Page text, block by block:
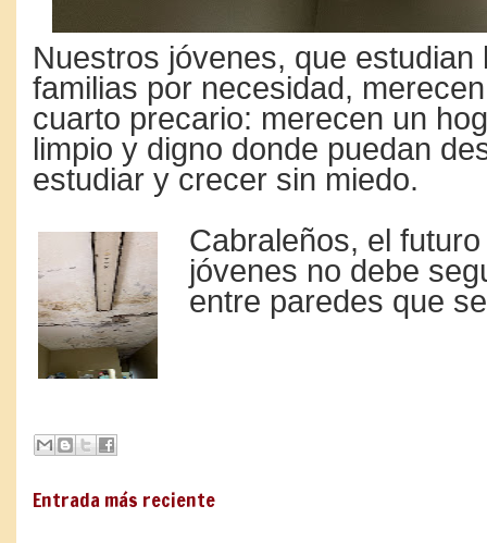
Nuestros jóvenes, que estudian
familias por necesidad,
cuarto precario: merecen un
limpio y digno donde puedan
estudiar y crecer sin miedo.
Cabraleños, el
jóvenes no debe
entre paredes que
Entrada más reciente